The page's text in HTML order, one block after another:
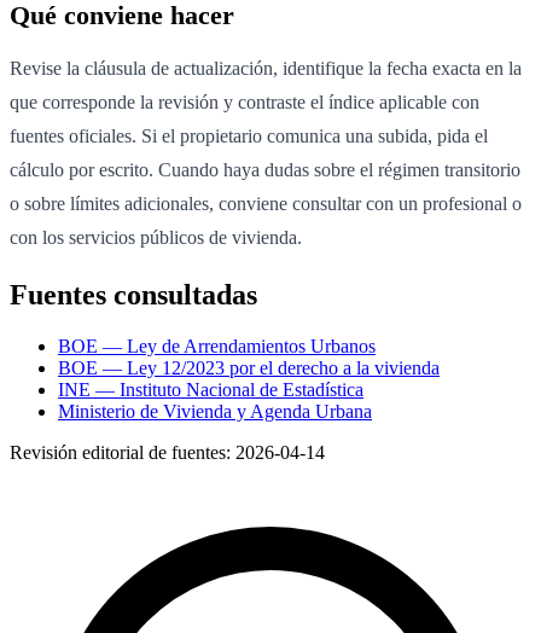
Qué conviene hacer
Revise la cláusula de actualización, identifique la fecha exacta en la
que corresponde la revisión y contraste el índice aplicable con
fuentes oficiales. Si el propietario comunica una subida, pida el
cálculo por escrito. Cuando haya dudas sobre el régimen transitorio
o sobre límites adicionales, conviene consultar con un profesional o
con los servicios públicos de vivienda.
Fuentes consultadas
BOE — Ley de Arrendamientos Urbanos
BOE — Ley 12/2023 por el derecho a la vivienda
INE — Instituto Nacional de Estadística
Ministerio de Vivienda y Agenda Urbana
Revisión editorial de fuentes: 2026-04-14